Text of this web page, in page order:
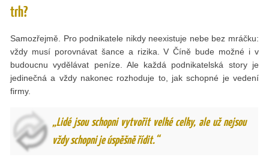
trh?
Samozřejmě. Pro podnikatele nikdy neexistuje nebe bez mráčku:
vždy musí porovnávat šance a rizika. V Číně bude možné i v
budoucnu vydělávat peníze. Ale každá podnikatelská story je
jedinečná a vždy nakonec rozhoduje to, jak schopné je vedení
firmy.
„Lidé jsou schopni vytvořit velké celky, ale už nejsou
vždy schopni je úspěšně řídit.“